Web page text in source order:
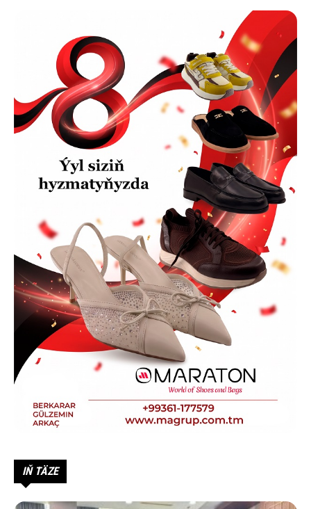
IŇ TÄZE